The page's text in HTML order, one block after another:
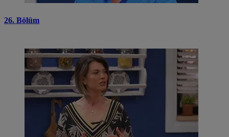
26. Bölüm